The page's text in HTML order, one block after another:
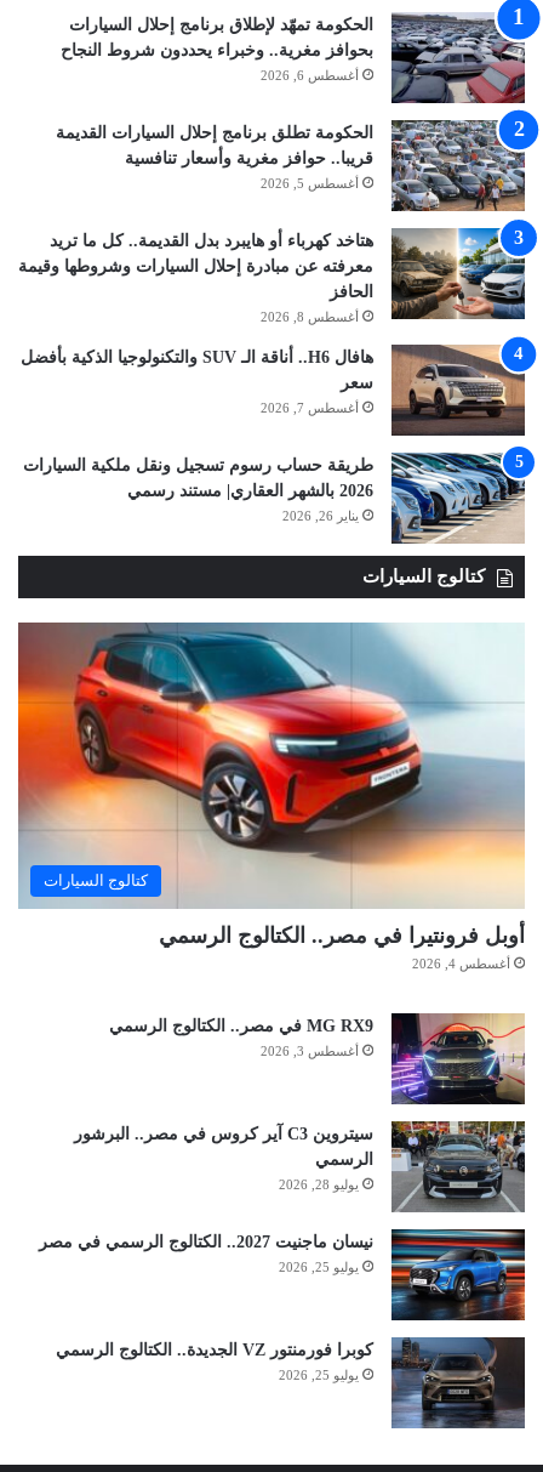
الحكومة تمهّد لإطلاق برنامج إحلال السيارات
بحوافز مغرية.. وخبراء يحددون شروط النجاح
أغسطس 6, 2026
الحكومة تطلق برنامج إحلال السيارات القديمة
قريبا.. حوافز مغرية وأسعار تنافسية
أغسطس 5, 2026
هتاخد كهرباء أو هايبرد بدل القديمة.. كل ما تريد
معرفته عن مبادرة إحلال السيارات وشروطها وقيمة
الحافز
أغسطس 8, 2026
هافال H6.. أناقة الـ SUV والتكنولوجيا الذكية بأفضل
سعر
أغسطس 7, 2026
طريقة حساب رسوم تسجيل ونقل ملكية السيارات
2026 بالشهر العقاري| مستند رسمي
يناير 26, 2026
كتالوج السيارات
كتالوج السيارات
أوبل فرونتيرا في مصر.. الكتالوج الرسمي
أغسطس 4, 2026
MG RX9 في مصر.. الكتالوج الرسمي
أغسطس 3, 2026
سيتروين C3 آير كروس في مصر.. البرشور
الرسمي
يوليو 28, 2026
نيسان ماجنيت 2027.. الكتالوج الرسمي في مصر
يوليو 25, 2026
كوبرا فورمنتور VZ الجديدة.. الكتالوج الرسمي
يوليو 25, 2026